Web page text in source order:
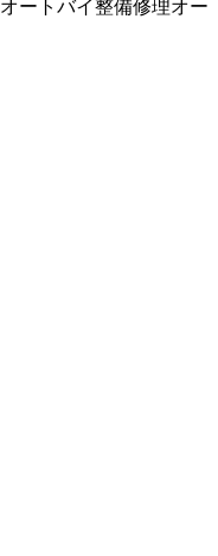
オートバイ整備修理オー